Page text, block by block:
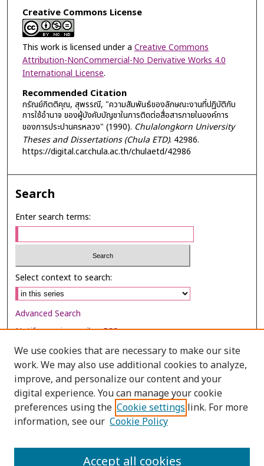
Creative Commons License
This work is licensed under a Creative Commons
Attribution-NonCommercial-No Derivative Works 4.0
International License.
Recommended Citation
กรัณย์กิตติคุณ, สุพรรณี, "ความสัมพันธ์ของลักษณะงานที่ปฏิบัติกับ
การใช้อำนาจ ของผู้บังคับบัญชาในการติดต่อสื่อสารภายในองค์การ
ของการประปานครหลวง" (1990). Chulalongkorn University
Theses and Dissertations (Chula ETD). 42986.
https://digital.car.chula.ac.th/chulaetd/42986
Search
Enter search terms:
Select context to search:
Advanced Search
Notify me via email orRSS
Browse
Collections
Disciplines
Authors
We use cookies that are necessary to make our site
work. We may also use additional cookies to analyze,
improve, and personalize our content and your
digital experience. You can manage your cookie
preferences using the Cookie settings link. For more
information, see our Cookie Policy
Accept all cookies